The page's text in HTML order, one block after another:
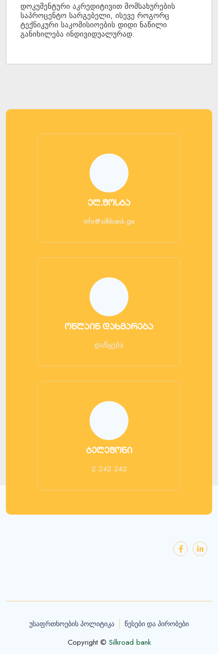
დოკუმენტური აკრედიტივით მომსახურების
საპროცენტო სარგებელი, ისევე როგორც
ტექნიკური საკომისიოების დიდი ნაწილი
განიხილება ინდივიდუალურად.
ელ.ფოსტა
info@silkbank.ge
ონლაინ დახმარება
დაწყება
ტელეფონი
2 242 242
Copyright © Silkroad bank
უსაფრთხოების პოლიტიკა წესები და პირობები